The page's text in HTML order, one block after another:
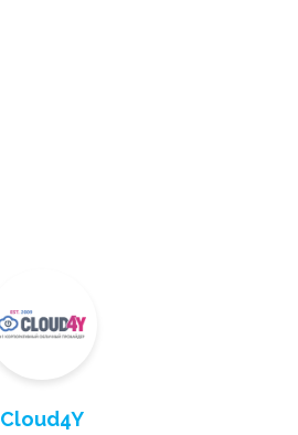
Cloud4Y